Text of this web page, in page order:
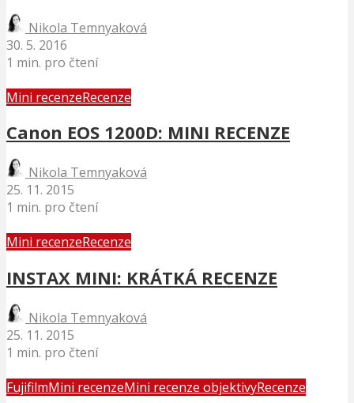
Nikola Temnyaková
30. 5. 2016
1 min. pro čtení
Mini recenzeRecenze
Canon EOS 1200D: MINI RECENZE
Nikola Temnyaková
25. 11. 2015
1 min. pro čtení
Mini recenzeRecenze
INSTAX MINI: KRÁTKÁ RECENZE
Nikola Temnyaková
25. 11. 2015
1 min. pro čtení
FujifilmMini recenzeMini recenze objektivyRecenze